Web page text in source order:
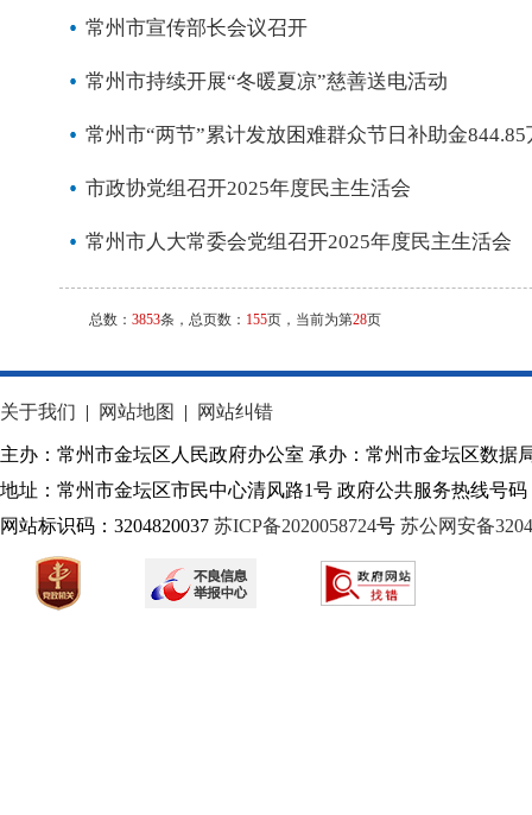
常州市宣传部长会议召开
常州市持续开展“冬暖夏凉”慈善送电活动
常州市“两节”累计发放困难群众节日补助金
市政协党组召开2025年度民主生活会
常州市人大常委会党组召开2025年度民主生活会
总数： 3853条，总页数： 155页，当前为第28页
关于我们 | 网站地图 | 网站纠错
主办：常州市金坛区人民政府办公室 承办：常州市金坛区数据
地址：常州市金坛区市民中心清风路1号 政府公共服务热线号码
网站标识码：3204820037 苏ICP备2020058724号 苏公网安备